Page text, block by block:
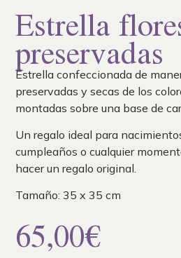
Estrella
preservadas
Estrella confeccionada de
preservadas y secas de los
montadas sobre una base de
Un regalo ideal para
cumpleaños o cualquier
hacer un regalo original.
Tamaño: 35 x 35 cm
65,00€